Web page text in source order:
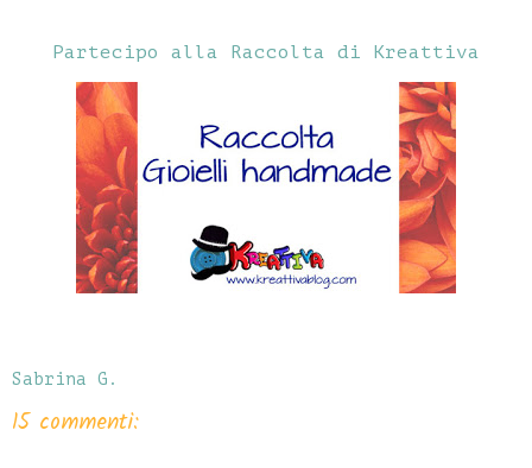
Partecipo alla Raccolta di Kreattiva
Sabrina G.
15 commenti: